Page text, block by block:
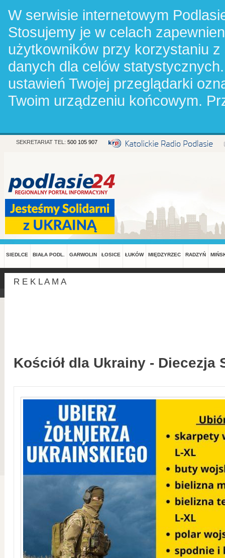
W serwisie internetowym
Stosujemy je w celach
użytkowników przy korzystaniu
danych dla celów
ustawień Twojej przeglądarki
Twoim urządzeniu końcowym.
SEKRETARIAT TEL: 500 105 907
SIEDLCE BIAŁA PODL. GARWOLIN ŁOSICE ŁUKÓW MIĘDZYRZEC RADZYŃ
R E K L A M A
Kościół dla Ukrainy - Diecezja